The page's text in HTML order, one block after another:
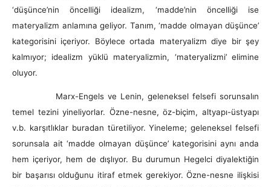
‘düşünce’nin öncelliği idealizm, ‘madde’nin öncelliği ise
materyalizm anlamına geliyor. Tanım, ‘madde olmayan düşünce’
kategorisini içeriyor. Böylece ortada materyalizm diye bir şey
kalmıyor; idealizm yüklü materyalizmin, ‘materyalizmi’ elimine
oluyor.
Marx-Engels ve Lenin, geleneksel felsefi sorunsalın
temel tezini yineliyorlar. Özne-nesne, öz-biçim, altyapı-üstyapı
v.b. karşıtlıklar buradan türetiliyor. Yineleme; geleneksel felsefi
sorunsala ait ‘madde olmayan düşünce’ kategorisini aynı anda
hem içeriyor, hem de dışlıyor. Bu durumun Hegelci diyalektiğin
bir başarısı olduğunu itiraf etmek gerekiyor. Özne-nesne ilişkisi